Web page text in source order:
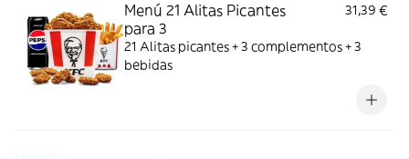
Menú 21 Alitas Picantes
para 3
31,39 €
21 Alitas picantes + 3 complementos + 3
bebidas